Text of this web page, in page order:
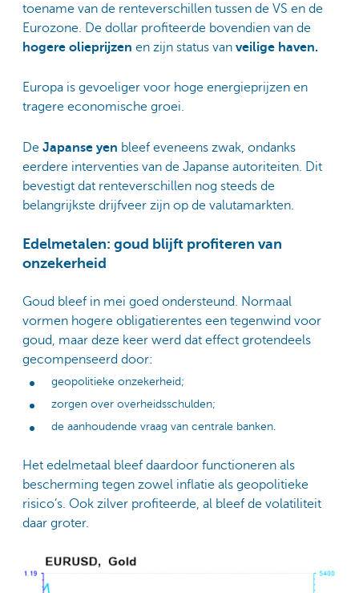
toename van de renteverschillen tussen de VS en de
Eurozone. De dollar profiteerde bovendien van de
hogere olieprijzen en zijn status van veilige haven.
Europa is gevoeliger voor hoge energieprijzen en
tragere economische groei.
De Japanse yen bleef eveneens zwak, ondanks
eerdere interventies van de Japanse autoriteiten. Dit
bevestigt dat renteverschillen nog steeds de
belangrijkste drijfveer zijn op de valutamarkten.
Edelmetalen: goud blijft profiteren van
onzekerheid
Goud bleef in mei goed ondersteund. Normaal
vormen hogere obligatierentes een tegenwind voor
goud, maar deze keer werd dat effect grotendeels
gecompenseerd door:
geopolitieke onzekerheid;
zorgen over overheidsschulden;
de aanhoudende vraag van centrale banken.
Het edelmetaal bleef daardoor functioneren als
bescherming tegen zowel inflatie als geopolitieke
risico’s. Ook zilver profiteerde, al bleef de volatiliteit
daar groter.